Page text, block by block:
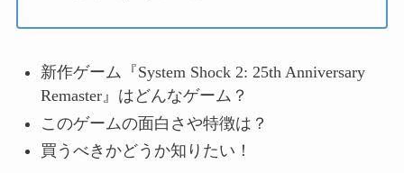
新作ゲーム『System Shock 2: 25th Anniversary
Remaster』はどんなゲーム？
このゲームの面白さや特徴は？
買うべきかどうか知りたい！